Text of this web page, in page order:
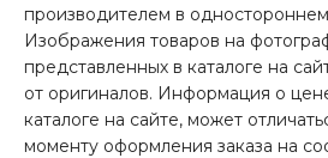
производителем в
Изображения товаров на
представленных в каталоге на
от оригиналов. Информация о
каталоге на сайте, может
моменту оформления заказа на